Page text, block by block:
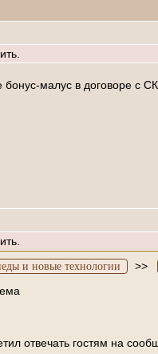
малус в договоре с
и новые технологии >>
отвечать гостям на